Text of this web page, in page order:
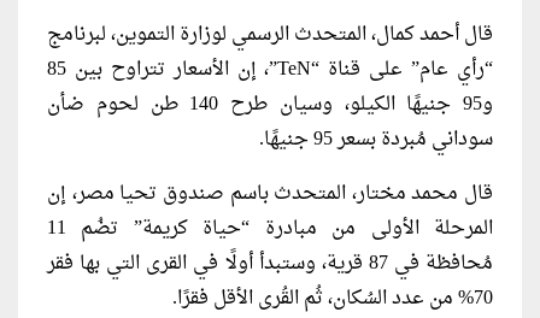
قال أحمد كمال، المتحدث الرسمي لوزارة التموين، لبرنامج
“رأي عام” على قناة “TeN”، إن الأسعار تتراوح بين 85
و95 جنيهًا الكيلو، وسيان طرح 140 طن لحوم ضأن
سوداني مُبردة بسعر 95 جنيهًا.
قال محمد مختار، المتحدث باسم صندوق تحيا مصر، إن
المرحلة الأولى من مبادرة “حياة كريمة” تضُم 11
مُحافظة في 87 قرية، وستبدأ أولًا في القرى التي بها فقر
70% من عدد السُكان، ثُم القُرى الأقل فقرًا.